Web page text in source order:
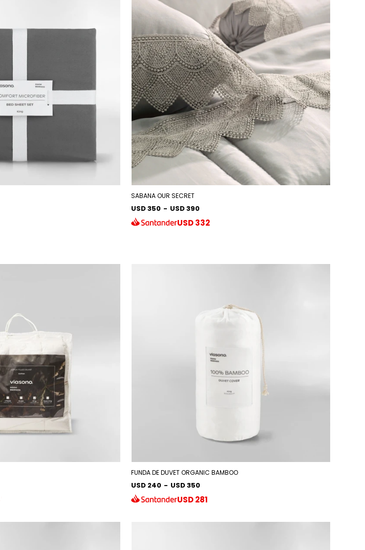
SABANA OUR SECRET
USD 350 - USD 390
USD332
FUNDA DE DUVET ORGANIC BAMBOO
USD 240 - USD 350
USD281